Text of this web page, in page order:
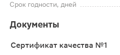
Срок годности, дней
Документы
Сертификат качества №1